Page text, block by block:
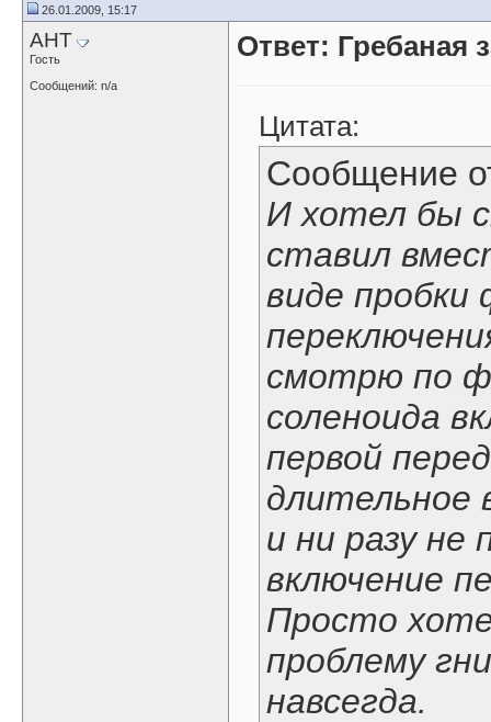
26.01.2009, 15:17
AHT
Гость
Сообщений: n/a
Ответ: Гребаная
Цитата:
Сообщение
И хотел бы
ставил
виде
смотрю по
соленоида
первой
длительное
и ни разу не
включение
Просто
проблему
навсегда.